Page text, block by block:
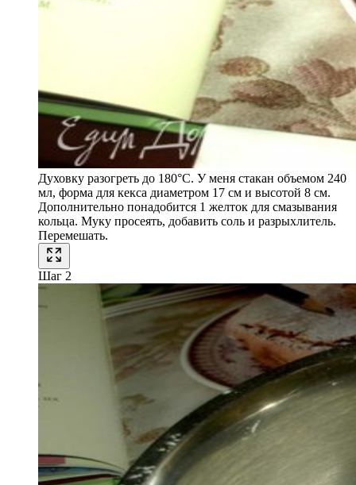
Духовку разогреть до 180°C. У меня стакан объемом 240
мл, форма для кекса диаметром 17 см и высотой 8 см.
Дополнительно понадобится 1 желток для смазывания
кольца. Муку просеять, добавить соль и разрыхлитель.
Перемешать.
Шаг 2